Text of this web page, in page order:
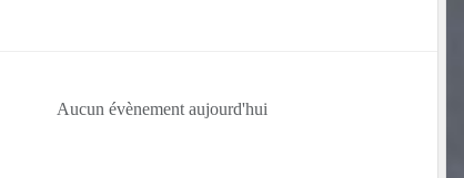
Aucun évènement aujourd'hui